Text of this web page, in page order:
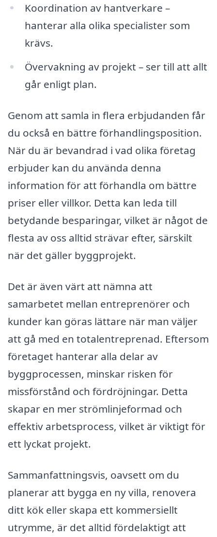
Koordination av hantverkare –
hanterar alla olika specialister som
krävs.
Övervakning av projekt – ser till att allt
går enligt plan.
Genom att samla in flera erbjudanden får
du också en bättre förhandlingsposition.
När du är bevandrad i vad olika företag
erbjuder kan du använda denna
information för att förhandla om bättre
priser eller villkor. Detta kan leda till
betydande besparingar, vilket är något de
flesta av oss alltid strävar efter, särskilt
när det gäller byggprojekt.
Det är även värt att nämna att
samarbetet mellan entreprenörer och
kunder kan göras lättare när man väljer
att gå med en totalentreprenad. Eftersom
företaget hanterar alla delar av
byggprocessen, minskar risken för
missförstånd och fördröjningar. Detta
skapar en mer strömlinjeformad och
effektiv arbetsprocess, vilket är viktigt för
ett lyckat projekt.
Sammanfattningsvis, oavsett om du
planerar att bygga en ny villa, renovera
ditt kök eller skapa ett kommersiellt
utrymme, är det alltid fördelaktigt att